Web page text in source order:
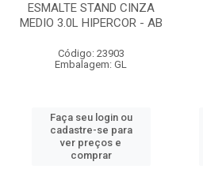
ESMALTE STAND CINZA
MEDIO 3.0L HIPERCOR - AB
Código: 23903
Embalagem: GL
Faça seu login ou
cadastre-se para
ver preços e
comprar